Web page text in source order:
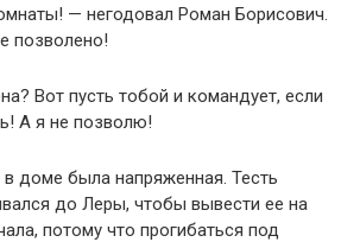
— негодовал Роман Борисович.
позволено!
Вот пусть тобой и командует, если
А я не позволю!
доме была напряженная. Тесть
до Леры, чтобы вывести ее на
потому что прогибаться под